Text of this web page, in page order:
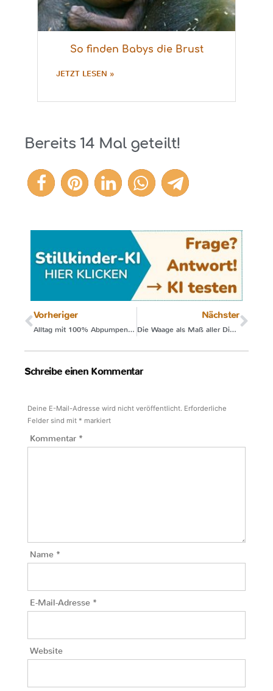
So finden Babys die Brust
JETZT LESEN »
Bereits 14 Mal geteilt!
14
Vorheriger
Alltag mit 100% Abpumpen funktioniert
Nächster
Die Waage als Maß aller Dinge?
Schreibe einen Kommentar
Deine E-Mail-Adresse wird nicht veröffentlicht. Erforderliche
Felder sind mit * markiert
Kommentar *
Name *
E-Mail-Adresse *
Website